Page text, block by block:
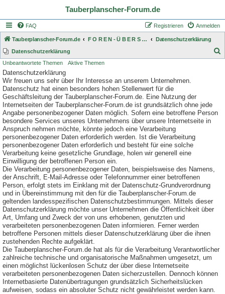
Tauberplanscher-Forum.de
FAQ Anmelden
Registrieren
Tauberplanscher-Forum.de F O R E N - Ü B E R S I C H T
Datenschutzerklärung
Datenschutzerklärung
Unbeantwortete Themen Aktive Themen
Datenschutzerklärung
Wir freuen uns sehr über Ihr Interesse an unserem Unternehmen.
Datenschutz hat einen besonders hohen Stellenwert für die
Geschäftsleitung der Tauberplanscher-Forum.de. Eine Nutzung der
Internetseiten der Tauberplanscher-Forum.de ist grundsätzlich ohne jede
Angabe personenbezogener Daten möglich. Sofern eine betroffene Person
besondere Services unseres Unternehmens über unsere Internetseite in
Anspruch nehmen möchte, könnte jedoch eine Verarbeitung
personenbezogener Daten erforderlich werden. Ist die Verarbeitung
personenbezogener Daten erforderlich und besteht für eine solche
Verarbeitung keine gesetzliche Grundlage, holen wir generell eine
Einwilligung der betroffenen Person ein.
Die Verarbeitung personenbezogener Daten, beispielsweise des Namens,
der Anschrift, E-Mail-Adresse oder Telefonnummer einer betroffenen
Person, erfolgt stets im Einklang mit der Datenschutz-Grundverordnung
und in Übereinstimmung mit den für die Tauberplanscher-Forum.de
geltenden landesspezifischen Datenschutzbestimmungen. Mittels dieser
Datenschutzerklärung möchte unser Unternehmen die Öffentlichkeit über
Art, Umfang und Zweck der von uns erhobenen, genutzten und
verarbeiteten personenbezogenen Daten informieren. Ferner werden
betroffene Personen mittels dieser Datenschutzerklärung über die ihnen
zustehenden Rechte aufgeklärt.
Die Tauberplanscher-Forum.de hat als für die Verarbeitung Verantwortlicher
zahlreiche technische und organisatorische Maßnahmen umgesetzt, um
einen möglichst lückenlosen Schutz der über diese Internetseite
verarbeiteten personenbezogenen Daten sicherzustellen. Dennoch können
Internetbasierte Datenübertragungen grundsätzlich Sicherheitslücken
aufweisen, sodass ein absoluter Schutz nicht gewährleistet werden kann.